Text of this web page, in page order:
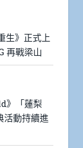
生》正式上
再戰梁山
》「蓮梨
活動持續進